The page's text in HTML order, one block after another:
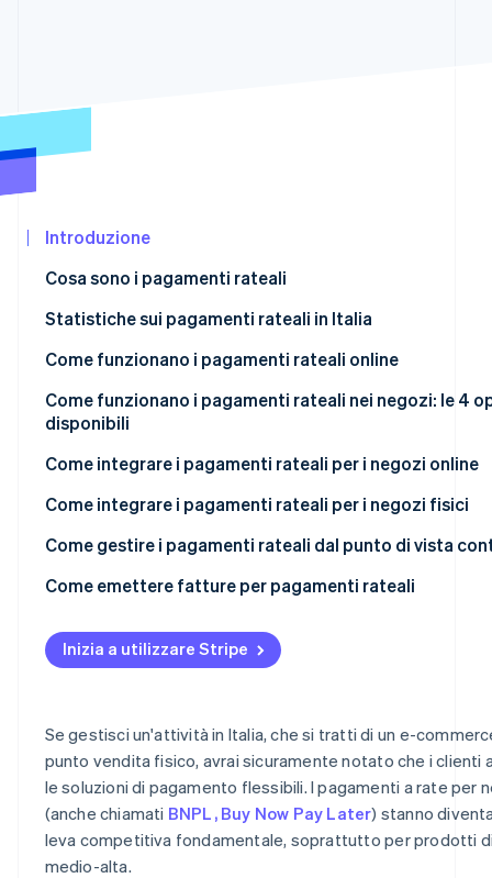
Climate
Verifica online dell'identità
Stripe Sessions 2026
Guarda ora
Introduzione
Cosa sono i pagamenti rateali
Pagamenti rateali: cosa sono?
Statistiche sui pagamenti rateali in Italia
Come funzionano i pagamenti rateali online
Come funzionano i pagamenti rateali nei negozi: le 4
disponibili
Rateizzazione tramite POS
Rateizzazione tramite link di pagamento
Pagamento a rate tramite Satispay
Pagamento a rate tramite Pay-Oh
Come integrare i pagamenti rateali per i negozi online
Quali sono i migliori sistemi di pagamento a rate per l’e-
Come integrare i pagamenti rateali per i negozi fisici
Come gestire i pagamenti rateali dal punto di vista
Riconoscimento dei ricavi
Gestione del rischio
Imposte
Come emettere fatture per pagamenti rateali
Ricevute e incassi delle rate
Vantaggi organizzativi
Inizia a utilizzare Stripe
Se gestisci un'attività in Italia, che si tratti di un e-
punto vendita fisico, avrai sicuramente notato che i clienti
le soluzioni di pagamento flessibili. I pagamenti a rate per
(anche chiamati BNPL, Buy Now Pay Later) stanno
leva competitiva fondamentale, soprattutto per prodotti
medio-alta.